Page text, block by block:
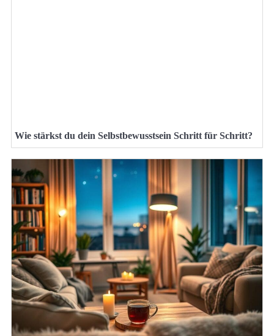
Wie stärkst du dein Selbstbewusstsein Schritt für Schritt?